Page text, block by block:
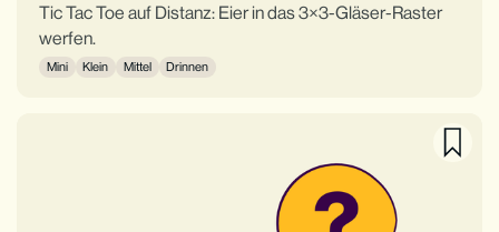
Tic Tac Toe auf Distanz: Eier in das 3×3-Gläser-Raster
werfen.
Mini Klein Mittel Drinnen